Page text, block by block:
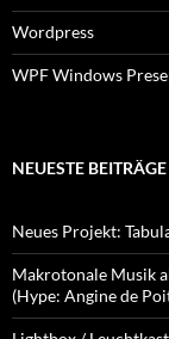
Wordpress
WPF Windows
NEUESTE BEITRÄGE
Neues Projekt:
Makrotonale Musik
(Hype: Angine de